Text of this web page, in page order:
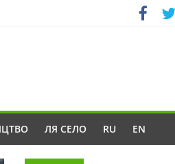
ЛЯ СЕЛО RU EN